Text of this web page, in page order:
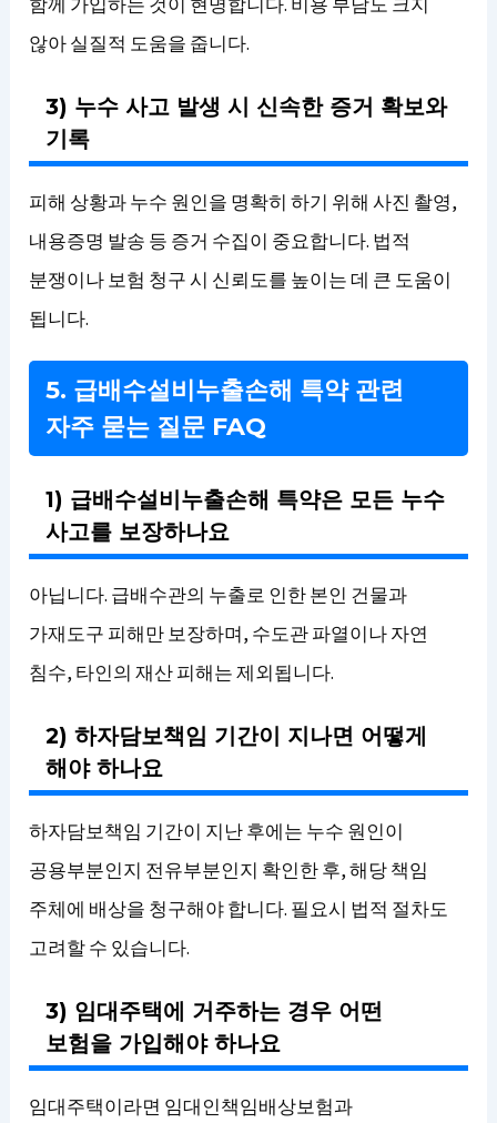
않아 실질적 도움을 줍니다.
3) 누수 사고 발생 시 신속한 증거 확보와
기록
피해 상황과 누수 원인을 명확히 하기 위해 사진 촬영,
내용증명 발송 등 증거 수집이 중요합니다. 법적
분쟁이나 보험 청구 시 신뢰도를 높이는 데 큰 도움이
됩니다.
5. 급배수설비누출손해 특약 관련
자주 묻는 질문 FAQ
1) 급배수설비누출손해 특약은 모든 누수
사고를 보장하나요
아닙니다. 급배수관의 누출로 인한 본인 건물과
가재도구 피해만 보장하며, 수도관 파열이나 자연
침수, 타인의 재산 피해는 제외됩니다.
2) 하자담보책임 기간이 지나면 어떻게
해야 하나요
하자담보책임 기간이 지난 후에는 누수 원인이
공용부분인지 전유부분인지 확인한 후, 해당 책임
주체에 배상을 청구해야 합니다. 필요시 법적 절차도
고려할 수 있습니다.
3) 임대주택에 거주하는 경우 어떤
보험을 가입해야 하나요
임대주택이라면 임대인책임배상보험과